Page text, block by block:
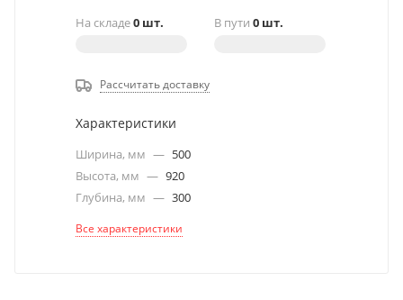
На складе0 шт. В пути 0 шт.
Рассчитать доставку
Характеристики
Ширина, мм — 500
Высота, мм — 920
Глубина, мм — 300
Все характеристики